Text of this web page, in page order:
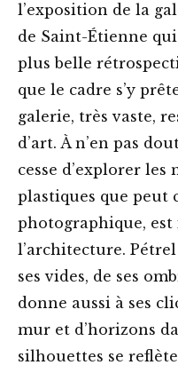
l’exposition de la
de Saint-Étienne
plus belle
que le cadre s’y
galerie, très vaste,
d’art. À n’en pas
cesse d’explorer
plastiques que peut
photographique,
l’architecture.
ses vides, de ses
donne aussi à ses
mur et d’horizons
silhouettes se